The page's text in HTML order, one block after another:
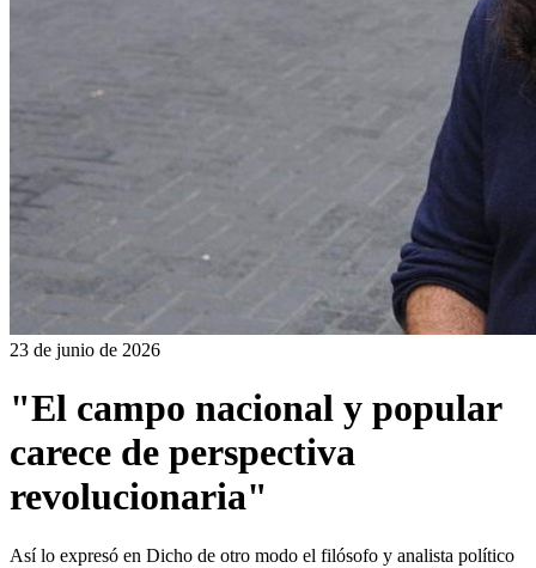
23 de junio de 2026
"El campo nacional y popular
carece de perspectiva
revolucionaria"
Así lo expresó en Dicho de otro modo el filósofo y analista político